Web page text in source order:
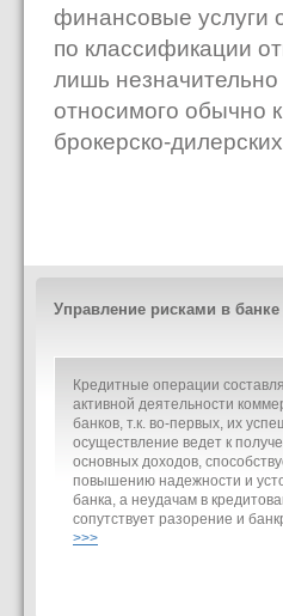
финансовые услуги
по классификации
лишь
относимого обычно
брокерско-
Управление рисками в банке
Кредитные операции
активной деятельности
банков, т.к. во-первых, их
осуществление ведет к
основных доходов,
повышению надежности и
банка, а неудачам в
сопутствует разорение и
>>>